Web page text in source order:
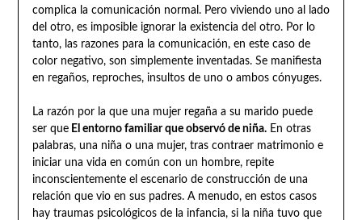
complica la comunicación normal. Pero viviendo uno al lado
del otro, es imposible ignorar la existencia del otro. Por lo
tanto, las razones para la comunicación, en este caso de
color negativo, son simplemente inventadas. Se manifiesta
en regaños, reproches, insultos de uno o ambos cónyuges.
La razón por la que una mujer regaña a su marido puede
ser queEl entorno familiar que observó de niña.En otras
palabras, una niña o una mujer, tras contraer matrimonio e
iniciar una vida en común con un hombre, repite
inconscientemente el escenario de construcción de una
relación que vio en sus padres. A menudo, en estos casos
hay traumas psicológicos de la infancia, si la niña tuvo que